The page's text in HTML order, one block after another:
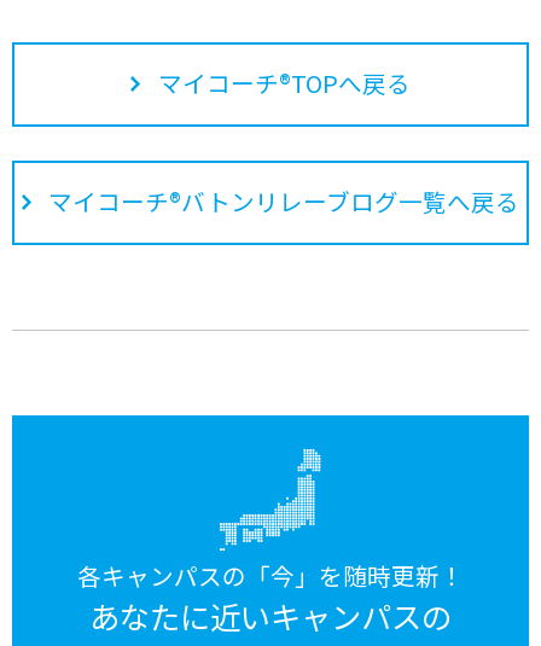
マイコーチ®TOPへ戻る
マイコーチ®バトンリレーブログ一覧へ戻る
各キャンパスの「今」を随時更新！
あなたに近いキャンパスの